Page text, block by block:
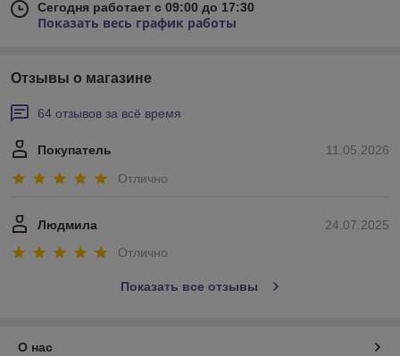
Сегодня работает с 09:00 до 17:30
Показать весь график работы
Отзывы о магазине
64 отзывов за всё время
11.05.2026
Покупатель
Отлично
24.07.2025
Людмила
Отлично
Показать все отзывы
О нас